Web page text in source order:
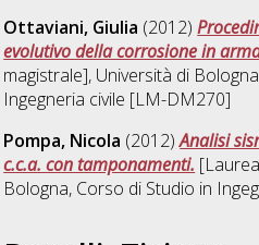
Ottaviani, Giulia (2012)
evolutivo della corrosione in
magistrale], Università di
Ingegneria civile [LM-DM270]
Pompa, Nicola (2012)Analisi
c.c.a. con tamponamenti.
Bologna, Corso di Studio in